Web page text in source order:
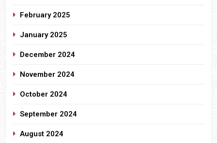
February 2025
January 2025
December 2024
November 2024
October 2024
September 2024
August 2024